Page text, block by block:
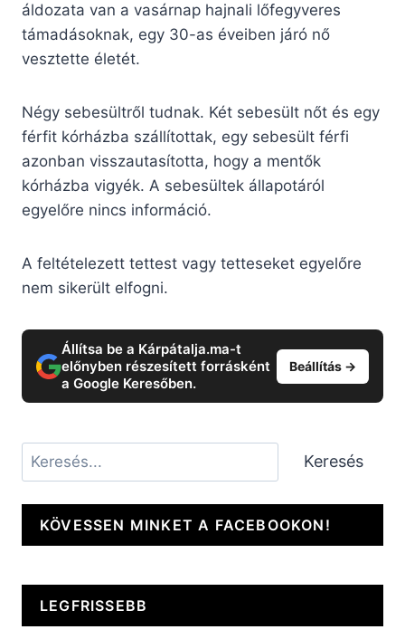
áldozata van a vasárnap hajnali lőfegyveres
támadásoknak, egy 30-as éveiben járó nő
vesztette életét.
Négy sebesültről tudnak. Két sebesült nőt és egy
férfit kórházba szállítottak, egy sebesült férfi
azonban visszautasította, hogy a mentők
kórházba vigyék. A sebesültek állapotáról
egyelőre nincs információ.
A feltételezett tettest vagy tetteseket egyelőre
nem sikerült elfogni.
Állítsa be a Kárpátalja.ma-t
előnyben részesített forrásként
a Google Keresőben.
Beállítás →
Keresés Keresés
KÖVESSEN MINKET A FACEBOOKON!
LEGFRISSEBB